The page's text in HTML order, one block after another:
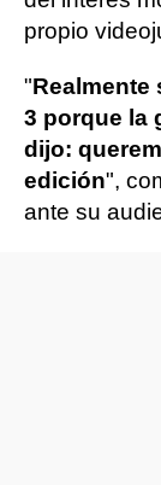
propio
"Realmente
3 porque la
dijo:
edición",
ante su